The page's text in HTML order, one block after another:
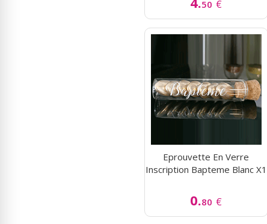
50 €
Eprouvette En Verre
Inscription Bapteme Blanc X1
0.80 €